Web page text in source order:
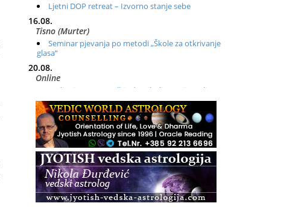
Ljetni DOP retreat – Izvorno stanje sebe
16.08.
Tisno (Murter)
Seminar pjevanja po metodi „Škole za otkrivanje
glasa“
20.08.
Online
Radionica: Pomagači iz drugih dimenzija Online –
otvoreno za sve
21.08.
Zagreb+Online
Osnovni ThetaHealing® tečaj, Zagreb i Online
22.08.
Pula
Access BARS®, otpusti stres
23.08.
Pula